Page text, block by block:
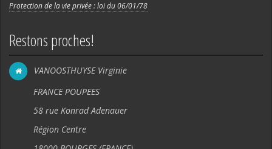
Protection de la vie privée : loi du 06/01/78
Restons proches!
VANOOSTHUYSE Virginie
FRANCE POUPEES
58 rue Konrad Adenauer
Région Centre